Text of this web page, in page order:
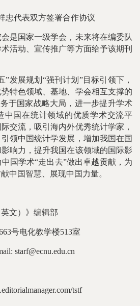
忠代表双方签署合作协议
国家一级学会，未来将在编委队
活动、宣传推广等方面给予该期刊
展规划“强刊计划”目标引领下，
特色领域、基地、学会相互支撑的
于国家战略大局，进一步提升学术
中国在统计领域的优质学术交流平
交流，吸引海内外优秀统计学家，
领中国统计学发展，增加我国在国
响力，提升我国在该领域的国际影
国学术“走出去”做出卓越贡献，为
中国智慧、展现中国力量。
文）》编辑部
号电化教学楼513室
starf@ecnu.edu.cn
tstf